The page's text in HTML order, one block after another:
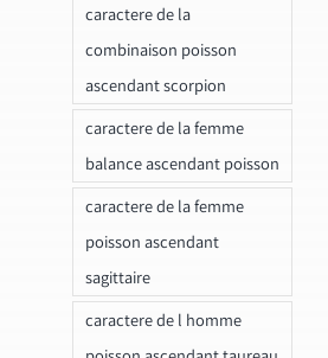
caractere de la
combinaison poisson
ascendant scorpion
caractere de la femme
balance ascendant poisson
caractere de la femme
poisson ascendant
sagittaire
caractere de l homme